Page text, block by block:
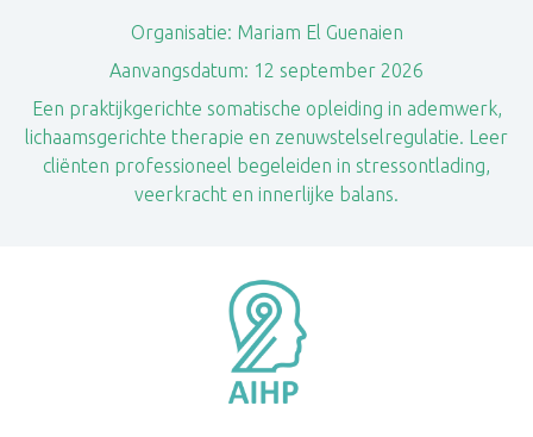
Organisatie: Mariam El Guenaien
Aanvangsdatum: 12 september 2026
Een praktijkgerichte somatische opleiding in ademwerk,
lichaamsgerichte therapie en zenuwstelselregulatie. Leer
cliënten professioneel begeleiden in stressontlading,
veerkracht en innerlijke balans.